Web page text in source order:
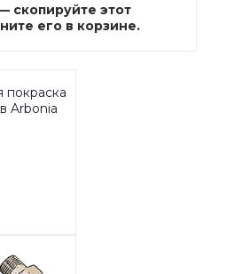
скопируйте этот
его в корзине.
покраска
Arbonia